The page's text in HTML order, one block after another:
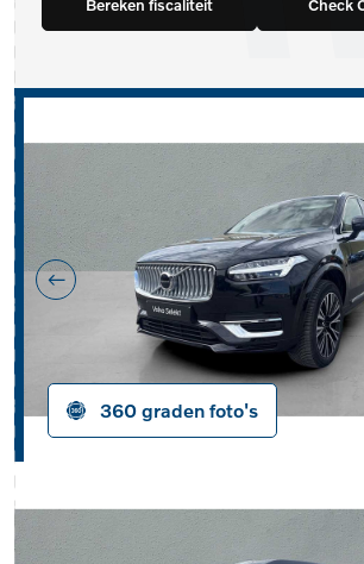
Bereken fiscaliteit Check
360 graden foto's